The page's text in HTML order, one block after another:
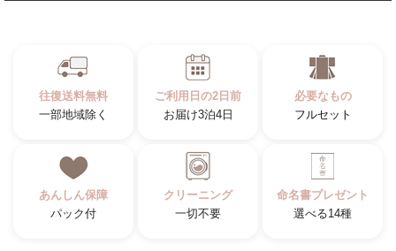
往復送料無料
一部地域除く
ご利用日の2日前
お届け3泊4日
必要なもの
フルセット
あんしん保障
パック付
クリーニング
一切不要
命名書プレゼント
選べる14種